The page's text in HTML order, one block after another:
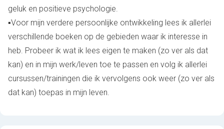
geluk en positieve psychologie.
▪︎︎Voor mijn verdere persoonlijke ontwikkeling lees ik allerlei
verschillende boeken op de gebieden waar ik interesse in
heb. Probeer ik wat ik lees eigen te maken (zo ver als dat
kan) en in mijn werk/leven toe te passen en volg ik allerlei
cursussen/trainingen die ik vervolgens ook weer (zo ver als
dat kan) toepas in mijn leven.